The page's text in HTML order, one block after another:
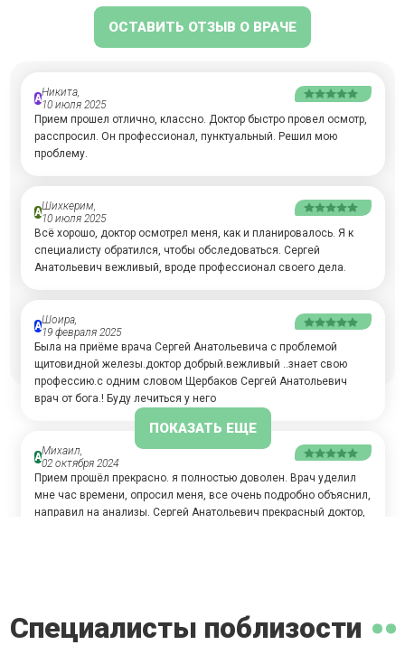
ОСТАВИТЬ ОТЗЫВ О ВРАЧЕ
АНикита,
10 июля 2025
Прием прошел отлично, классно. Доктор быстро провел осмотр,
расспросил. Он профессионал, пунктуальный. Решил мою
проблему.
АШихкерим,
10 июля 2025
Всё хорошо, доктор осмотрел меня, как и планировалось. Я к
специалисту обратился, чтобы обследоваться. Сергей
Анатольевич вежливый, вроде профессионал своего дела.
АШоира,
19 февраля 2025
Была на приёме врача Сергей Анатольевича с проблемой
щитовидной железы.доктор добрый.вежливый ..знает свою
профессию.с одним словом Щербаков Сергей Анатольевич
врач от бога.! Буду лечиться у него
АМихаил,
02 октября 2024
Прием прошёл прекрасно. я полностью доволен. Врач уделил
мне час времени, опросил меня, все очень подробно объяснил,
направил на анализы. Сергей Анатольевич прекрасный доктор,
Врач доходчиво и открыто общается, более чем вежливо. Он
ПОКАЗАТЬ ЕЩЕ
Специалисты поблизости